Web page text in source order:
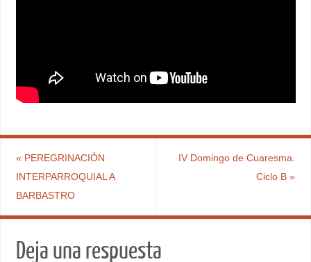
« PEREGRINACIÓN
INTERPARROQUIAL A
BARBASTRO
IV Domingo de Cuaresma.
Ciclo B»
Deja una respuesta